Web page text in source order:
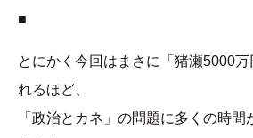
■
とにかく今回はまさに「猪瀬5000
れるほど、
「政治とカネ」の問題に多くの時